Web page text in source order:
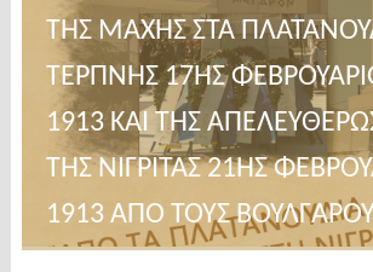
ΤΗΣ ΜΑΧΗΣ ΣΤΑ
ΤΕΡΠΝΗΣ 17ΗΣ
1913 ΚΑΙ ΤΗΣ
ΤΗΣ ΝΙΓΡΙΤΑΣ 21ΗΣ
1913 ΑΠΟ ΤΟΥΣ